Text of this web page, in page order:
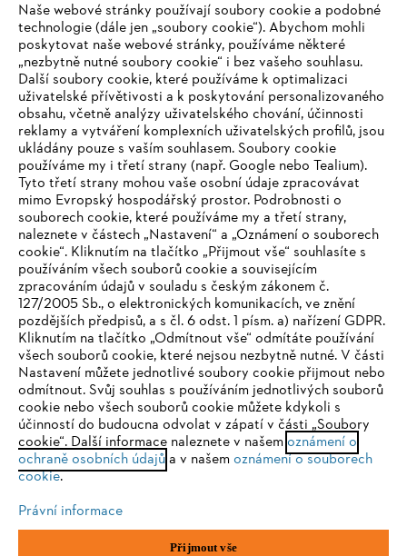
#STIHL
Společnost
STIHL FAQ
Služby
Ochrana osobních údajů Právní doložka Cookies
IHR BROWSER WIRD NICHT
UNTERSTÜTZT
Sie nutzen einen Browser, den wir noch nicht unterstützen. Für
eine optimale Nutzung unserer Seite empfehlen wir Ihnen, zu
einem der folgenden Browser zu wechseln:
Firefox Chrome
Naše webové stránky používají soubory cookie a podobné
technologie (dále jen „soubory cookie“). Abychom mohli
poskytovat naše webové stránky, používáme některé
„nezbytně nutné soubory cookie“ i bez vašeho souhlasu.
Další soubory cookie, které používáme k optimalizaci
uživatelské přívětivosti a k poskytování personalizovaného
obsahu, včetně analýzy uživatelského chování, účinnosti
reklamy a vytváření komplexních uživatelských profilů, jsou
ukládány pouze s vaším souhlasem. Soubory cookie
používáme my i třetí strany (např. Google nebo Tealium).
Tyto třetí strany mohou vaše osobní údaje zpracovávat
mimo Evropský hospodářský prostor. Podrobnosti o
souborech cookie, které používáme my a třetí strany,
naleznete v částech „Nastavení“ a „Oznámení o souborech
cookie“. Kliknutím na tlačítko „Přijmout vše“ souhlasíte s
používáním všech souborů cookie a souvisejícím
zpracováním údajů v souladu s českým zákonem č.
127/2005 Sb., o elektronických komunikacích, ve znění
pozdějších předpisů, a s čl. 6 odst. 1 písm. a) nařízení GDPR.
Kliknutím na tlačítko „Odmítnout vše“ odmítáte používání
všech souborů cookie, které nejsou nezbytně nutné. V části
Nastavení můžete jednotlivé soubory cookie přijmout nebo
odmítnout. Svůj souhlas s používáním jednotlivých souborů
cookie nebo všech souborů cookie můžete kdykoli s
účinností do budoucna odvolat v zápatí v části „Soubory
cookie“. Další informace naleznete v našem oznámení o
ochraně osobních údajůa v našem oznámení o souborech
cookie.
Právní informace
Přijmout vše